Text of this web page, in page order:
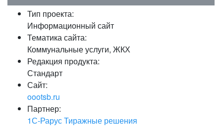
Запомнить меня на этом
Забыли свой пароль?
Тип проекта:
Информационный сайт
Тематика сайта:
Коммунальные услуги, ЖКХ
Редакция продукта:
Стандарт
Сайт:
oootsb.ru
Партнер:
1С-Рарус Тиражные решения